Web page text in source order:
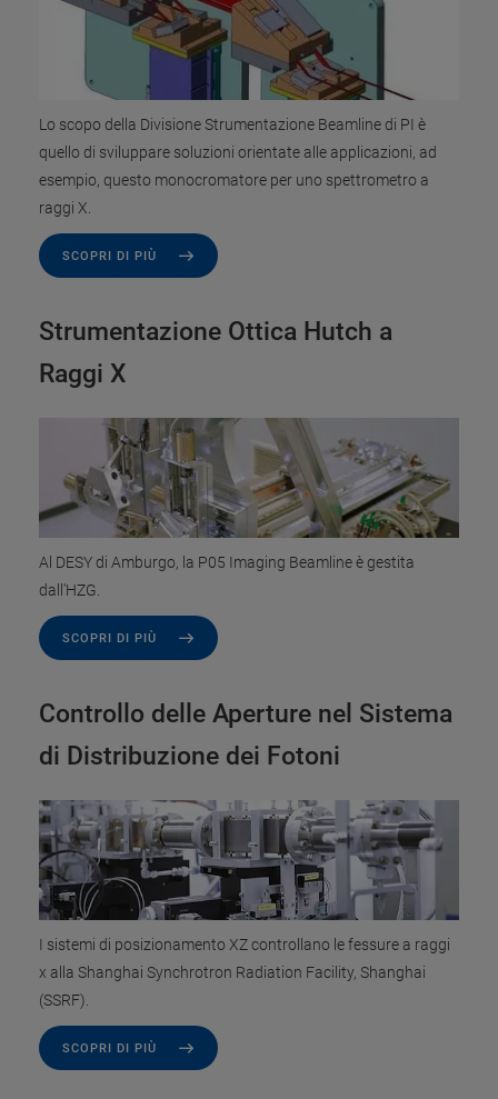
Lo scopo della Divisione Strumentazione Beamline di PI è
quello di sviluppare soluzioni orientate alle applicazioni, ad
esempio, questo monocromatore per uno spettrometro a
raggi X.
SCOPRI DI PIÙ
Strumentazione Ottica Hutch a
Raggi X
Al DESY di Amburgo, la P05 Imaging Beamline è gestita
dall'HZG.
SCOPRI DI PIÙ
Controllo delle Aperture nel Sistema
di Distribuzione dei Fotoni
I sistemi di posizionamento XZ controllano le fessure a raggi
x alla Shanghai Synchrotron Radiation Facility, Shanghai
(SSRF).
SCOPRI DI PIÙ